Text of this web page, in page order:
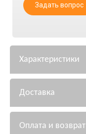
Задать вопрос
Характеристики
Доставка
Оплата и возврат